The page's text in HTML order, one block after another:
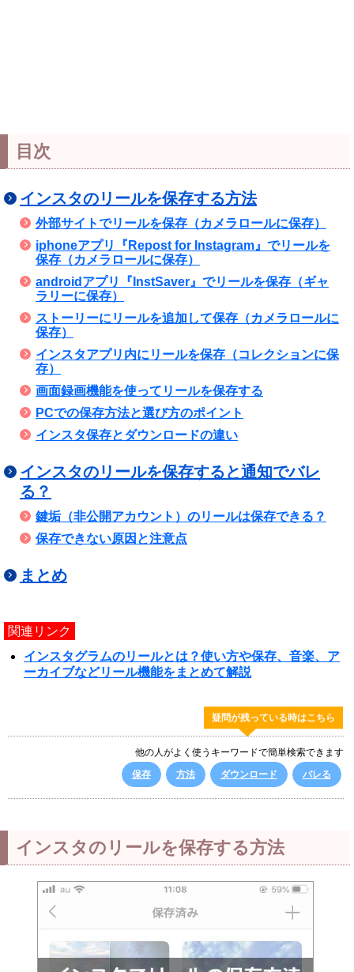
目次
インスタのリールを保存する方法
外部サイトでリールを保存（カメラロールに保存）
iphoneアプリ『Repost for Instagram』でリールを
保存（カメラロールに保存）
androidアプリ『InstSaver』でリールを保存（ギャ
ラリーに保存）
ストーリーにリールを追加して保存（カメラロールに
保存）
インスタアプリ内にリールを保存（コレクションに保
存）
画面録画機能を使ってリールを保存する
PCでの保存方法と選び方のポイント
インスタ保存とダウンロードの違い
インスタのリールを保存すると通知でバレ
る？
鍵垢（非公開アカウント）のリールは保存できる？
保存できない原因と注意点
まとめ
関連リンク
インスタグラムのリールとは？使い方や保存、音楽、ア
ーカイブなどリール機能をまとめて解説
疑問が残っている時はこちら
他の人がよく使うキーワードで簡単検索できます
保存
方法 ダウンロード バレる
インスタのリールを保存する方法